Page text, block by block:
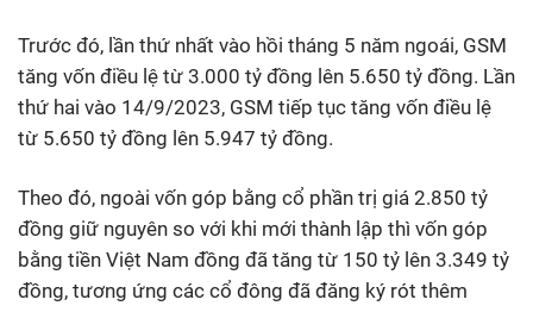
Trước đó, lần thứ nhất vào hồi tháng 5 năm ngoái, GSM
tăng vốn điều lệ từ 3.000 tỷ đồng lên 5.650 tỷ đồng. Lần
thứ hai vào 14/9/2023, GSM tiếp tục tăng vốn điều lệ
từ 5.650 tỷ đồng lên 5.947 tỷ đồng.
Theo đó, ngoài vốn góp bằng cổ phần trị giá 2.850 tỷ
đồng giữ nguyên so với khi mới thành lập thì vốn góp
bằng tiền Việt Nam đồng đã tăng từ 150 tỷ lên 3.349 tỷ
đồng, tương ứng các cổ đông đã đăng ký rót thêm